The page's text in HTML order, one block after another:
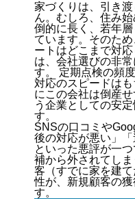
家づくりは、引き
ん。むしろ、住み
倒的に長く、若年
ています。そのた
ートはどこまで対
は、会社選びの非
す。 定期点検の頻
対応のスピードは
にこの会社は倒産
う企業としての安
す。
SNSの口コミや
後の対応が悪い」「
といった悪評が一
補から外されてし
客（すでに家を建
性が、新規顧客の
す。